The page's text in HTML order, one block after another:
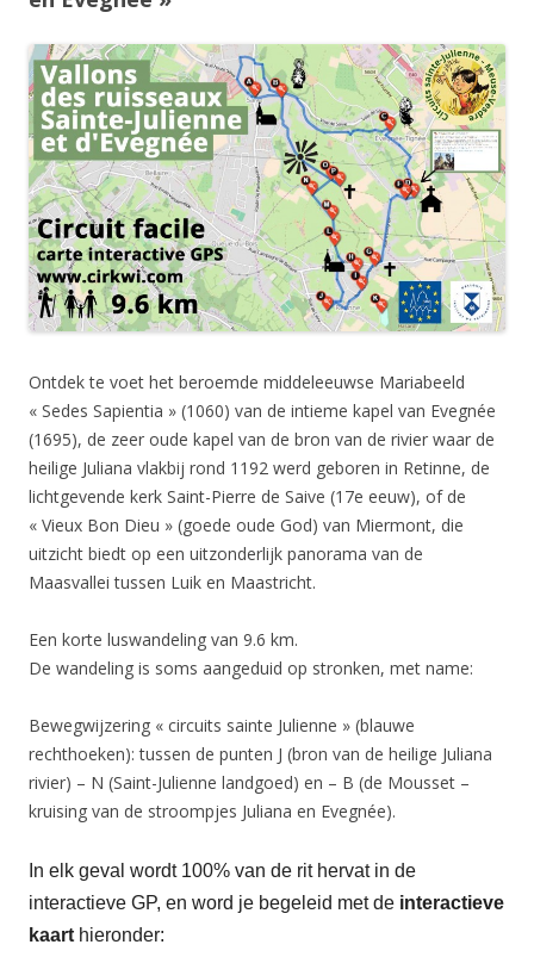
Ontdek te voet het beroemde middeleeuwse Mariabeeld
« Sedes Sapientia » (1060) van de intieme kapel van Evegnée
(1695), de zeer oude kapel van de bron van de rivier waar de
heilige Juliana vlakbij rond 1192 werd geboren in Retinne, de
lichtgevende kerk Saint-Pierre de Saive (17e eeuw), of de
« Vieux Bon Dieu » (goede oude God) van Miermont, die
uitzicht biedt op een uitzonderlijk panorama van de
Maasvallei tussen Luik en Maastricht.
Een korte luswandeling van 9.6 km.
De wandeling is soms aangeduid op stronken, met name:
Bewegwijzering « circuits sainte Julienne » (blauwe
rechthoeken): tussen de punten J (bron van de heilige Juliana
rivier) – N (Saint-Julienne landgoed) en – B (de Mousset –
kruising van de stroompjes Juliana en Evegnée).
In elk geval wordt 100% van de rit hervat in de
interactieve GP, en word je begeleid met de interactieve
kaart hieronder: